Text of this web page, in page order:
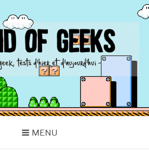
GEEKS
MENU